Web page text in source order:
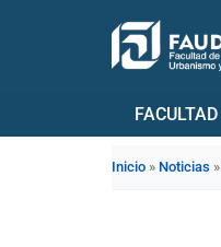
FACULTAD
Inicio » Noticias »